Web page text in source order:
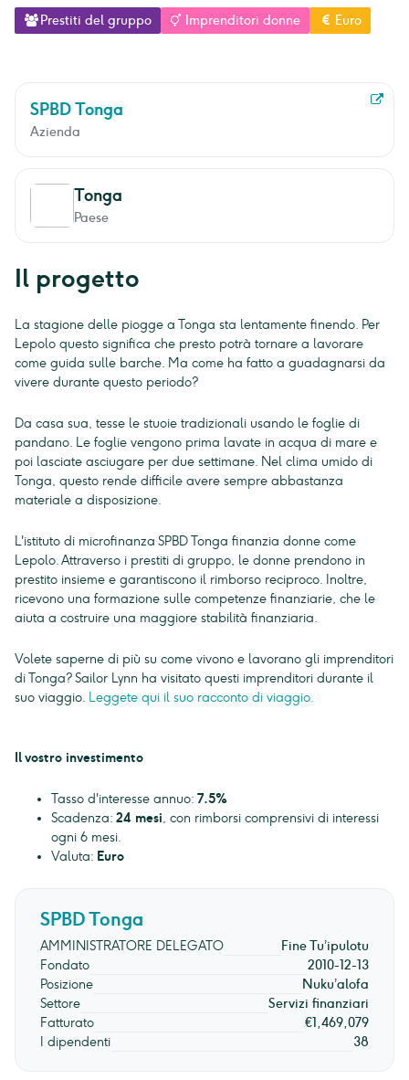
SPBD Tonga
Azienda
Tonga
Paese
Il progetto
La stagione delle piogge a Tonga sta lentamente finendo. Per
Lepolo questo significa che presto potrà tornare a lavorare
come guida sulle barche. Ma come ha fatto a guadagnarsi da
vivere durante questo periodo?
Da casa sua, tesse le stuoie tradizionali usando le foglie di
pandano. Le foglie vengono prima lavate in acqua di mare e
poi lasciate asciugare per due settimane. Nel clima umido di
Tonga, questo rende difficile avere sempre abbastanza
materiale a disposizione.
L'istituto di microfinanza SPBD Tonga finanzia donne come
Lepolo. Attraverso i prestiti di gruppo, le donne prendono in
prestito insieme e garantiscono il rimborso reciproco. Inoltre,
ricevono una formazione sulle competenze finanziarie, che le
aiuta a costruire una maggiore stabilità finanziaria.
Volete saperne di più su come vivono e lavorano gli imprenditori
di Tonga? Sailor Lynn ha visitato questi imprenditori durante il
suo viaggio. Leggete qui il suo racconto di viaggio.
Il vostro investimento
Tasso d'interesse annuo: 7.5%
Scadenza: 24 mesi, con rimborsi comprensivi di interessi
ogni 6 mesi.
Valuta: Euro
SPBD Tonga
AMMINISTRATORE DELEGATO
Fine Tu’ipulotu
Fondato
2010-12-13
Posizione
Nuku’alofa
Settore
Servizi finanziari
Fatturato
€1,469,079
I dipendenti
38
Prestiti del gruppo Imprenditori donne Euro